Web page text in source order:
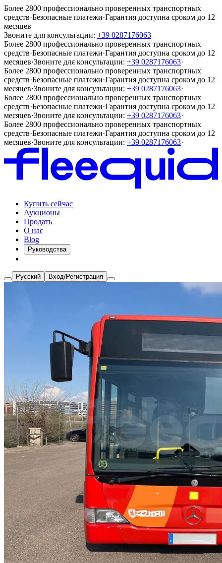
Более 2800 профессионально проверенных транспортных
средств·Безопасные платежи·Гарантия доступна сроком до 12
месяцев
Звоните для консультации: +39 0287176063
Более 2800 профессионально проверенных транспортных
средств·Безопасные платежи·Гарантия доступна сроком до 12
месяцев·Звоните для консультации: +39 0287176063·
Более 2800 профессионально проверенных транспортных
средств·Безопасные платежи·Гарантия доступна сроком до 12
месяцев·Звоните для консультации: +39 0287176063·
Более 2800 профессионально проверенных транспортных
средств·Безопасные платежи·Гарантия доступна сроком до 12
месяцев·Звоните для консультации: +39 0287176063·
Более 2800 профессионально проверенных транспортных
средств·Безопасные платежи·Гарантия доступна сроком до 12
месяцев·Звоните для консультации: +39 0287176063·
Купить сейчас
Аукционы
Продать
О нас
Blog
Руководства
Русский Вход/Регистрация